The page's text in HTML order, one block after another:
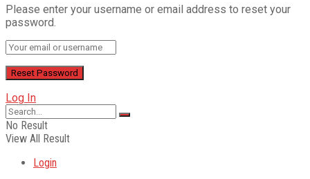
Please enter your username or email address to reset your
password.
Log In
No Result
View All Result
Login